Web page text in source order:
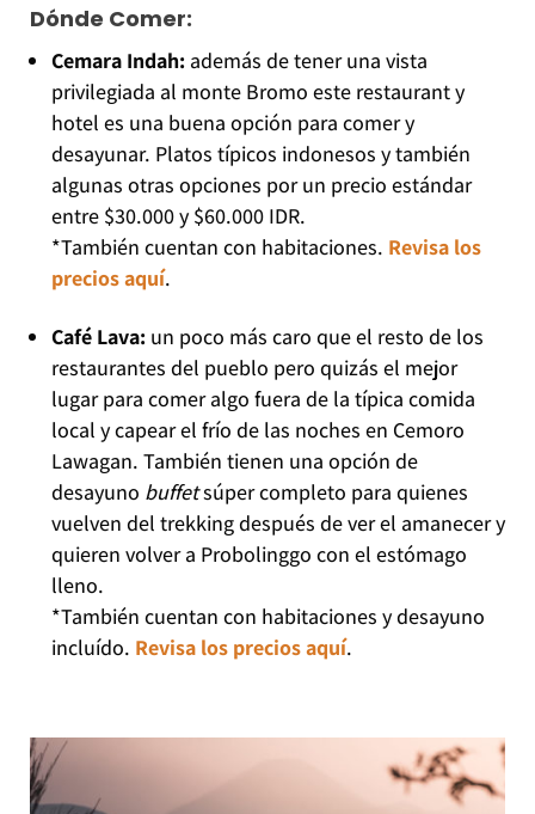
Dónde Comer:
Cemara Indah:además de tener una vista
privilegiada al monte Bromo este restaurant y
hotel es una buena opción para comer y
desayunar. Platos típicos indonesos y también
algunas otras opciones por un precio estándar
entre $30.000 y $60.000 IDR.
*También cuentan con habitaciones. Revisa los
precios aquí.
Café Lava:un poco más caro que el resto de los
restaurantes del pueblo pero quizás el mejor
lugar para comer algo fuera de la típica comida
local y capear el frío de las noches en Cemoro
Lawagan. También tienen una opción de
desayuno buffetsúper completo para quienes
vuelven del trekking después de ver el amanecer y
quieren volver a Probolinggo con el estómago
lleno.
*También cuentan con habitaciones y desayuno
incluído. Revisa los precios aquí.